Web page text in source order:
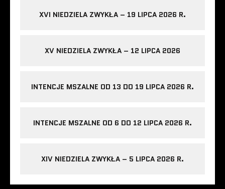
XVI NIEDZIELA ZWYKŁA – 19 LIPCA 2026 R.
XV NIEDZIELA ZWYKŁA – 12 LIPCA 2026
INTENCJE MSZALNE OD 13 DO 19 LIPCA 2026 R.
INTENCJE MSZALNE OD 6 DO 12 LIPCA 2026 R.
XIV NIEDZIELA ZWYKŁA – 5 LIPCA 2026 R.